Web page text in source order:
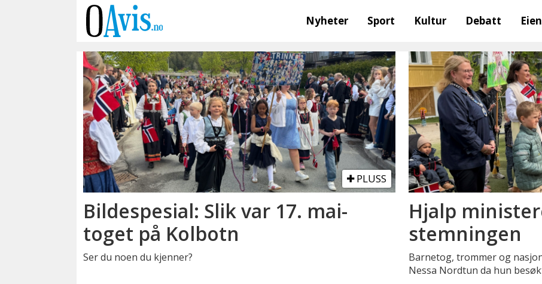
Nyheter Sport Kultur Debatt
barnetog
PLUSS
Bildespesial: Slik var 17. mai-
toget på Kolbotn
Ser du noen du kjenner?
Hjalp
stemningen
Barnetog, trommer og
Nessa Nordtun da hun